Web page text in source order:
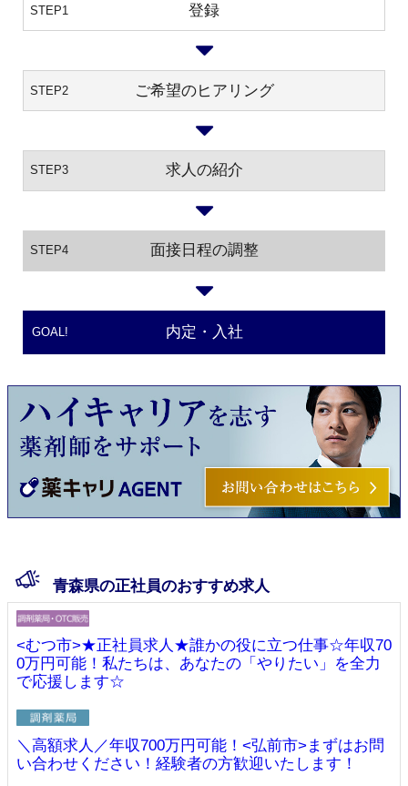
STEP1 登録
STEP2 ご希望のヒアリング
STEP3 求人の紹介
STEP4 面接日程の調整
GOAL! 内定・入社
青森県の正社員のおすすめ求人
<むつ市>★正社員求人★誰かの役に立つ仕事☆年収70
0万円可能！私たちは、あなたの「やりたい」を全力
で応援します☆
＼高額求人／年収700万円可能！<弘前市>まずはお問
い合わせください！経験者の方歓迎いたします！